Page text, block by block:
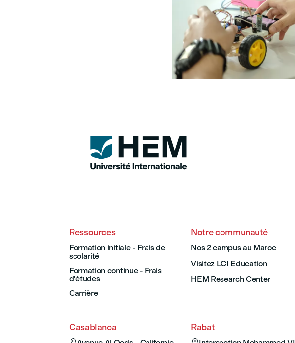
Ressources
Formation initiale - Frais de
scolarité
Formation continue - Frais
d'études
Carrière
Notre communauté
Nos 2 campus au Maroc
Visitez LCI Education
HEM Research Center
Casablanca Rabat